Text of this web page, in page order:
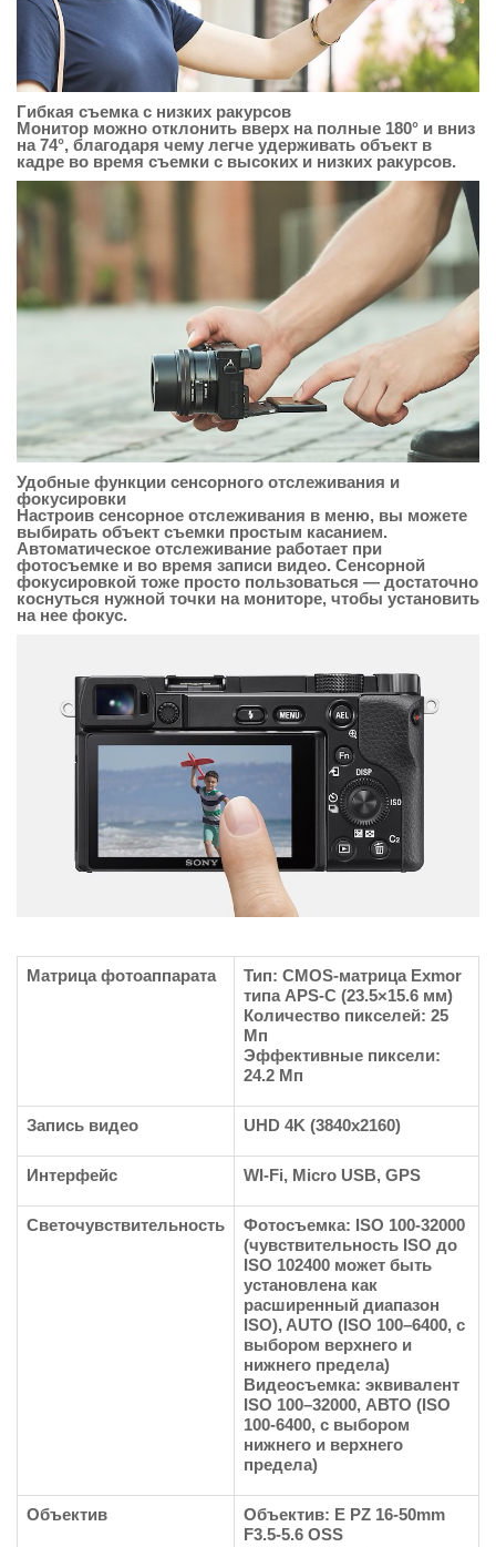
Гибкая съемка с низких ракурсов
Монитор можно отклонить вверх на полные 180° и вниз
на 74°, благодаря чему легче удерживать объект в
кадре во время съемки с высоких и низких ракурсов.
Удобные функции сенсорного отслеживания и
фокусировки
Настроив сенсорное отслеживания в меню, вы можете
выбирать объект съемки простым касанием.
Автоматическое отслеживание работает при
фотосъемке и во время записи видео. Сенсорной
фокусировкой тоже просто пользоваться — достаточно
коснуться нужной точки на мониторе, чтобы установить
на нее фокус.
Матрица фотоаппарата
Тип: CMOS-матрица Exmor
типа APS-C (23.5×15.6 мм)
Количество пикселей: 25
Мп
Эффективные пиксели:
24.2 Мп
Запись видео UHD 4K (3840x2160)
Интерфейс WI-Fi, Micro USB, GPS
Светочувствительность
Фотосъемка: ISO 100-32000
(чувствительность ISO до
ISO 102400 может быть
установлена как
расширенный диапазон
ISO), AUTO (ISO 100–6400, с
выбором верхнего и
нижнего предела)
Видеосъемка: эквивалент
ISO 100–32000, АВТО (ISO
100-6400, с выбором
нижнего и верхнего
предела)
Объектив
Объектив: E PZ 16-50mm
F3.5-5.6 OSS